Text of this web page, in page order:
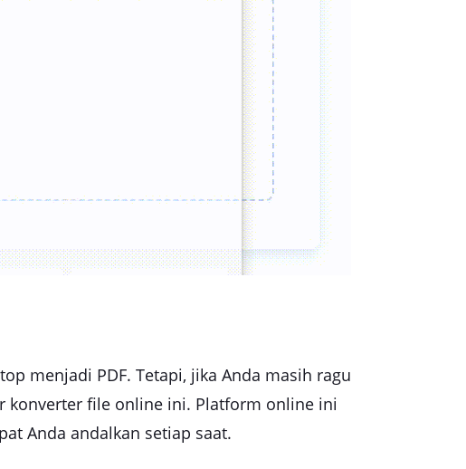
menjadi PDF. Tetapi, jika Anda masih ragu
konverter file online ini. Platform online ini
Anda andalkan setiap saat.